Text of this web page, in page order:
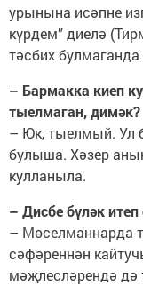
урынына исәпне
күрдем” диелә
тәсбих
– Бармакка киеп
тыелмаган, димәк?
– Юк, тыелмый. Ул
булыша. Хәзер
кулланыла.
– Дисбе бүләк
– Мөселманнарда
сәфәреннән
мәҗлесләрендә дә